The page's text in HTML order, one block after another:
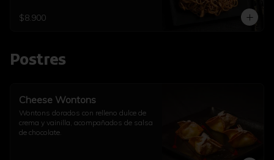
$8.900
Postres
Cheese Wontons
Wontons dorados con relleno dulce de
crema y vainilla, acompañados de salsa
de chocolate.